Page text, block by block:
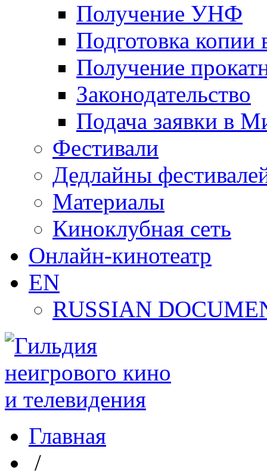
Получение УНФ
Подготовка копии
Получение
Законодательство
Подача заявки в
Фестивали
Дедлайны
Материалы
Киноклубная сеть
Онлайн-кинотеатр
EN
RUSSIAN
Главная
/